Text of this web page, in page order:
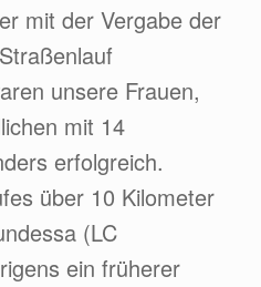
mit der Vergabe der
unsere Frauen,
mit 14
erfolgreich.
über 10 Kilometer
(LC
ein früherer